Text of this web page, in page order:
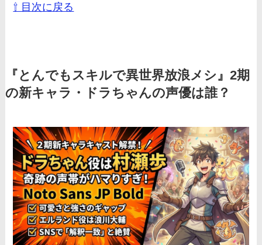
⇧ 目次に戻る
『とんでもスキルで異世界放浪メシ』2期
の新キャラ・ドラちゃんの声優は誰？